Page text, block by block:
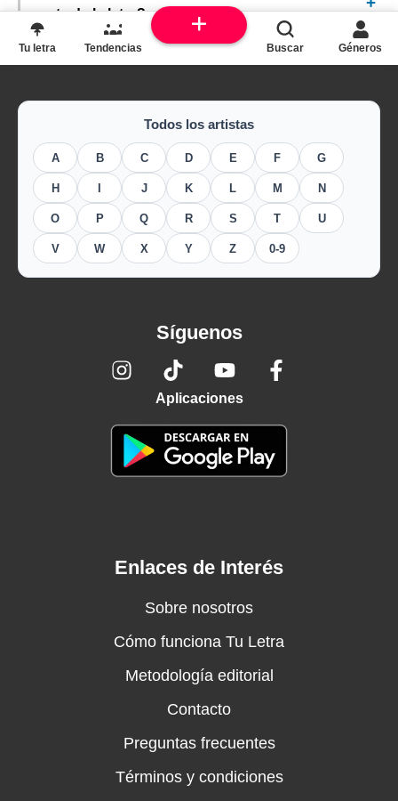
parte de la letra?
Todos los artistas
A B C D E F G
H J K L M N
O P Q R S T U
V W X Y Z 0-9
Síguenos
Aplicaciones
Enlaces de Interés
Sobre nosotros
Cómo funciona Tu Letra
Metodología editorial
Contacto
Preguntas frecuentes
Términos y condiciones
Tu letra Tendencias Buscar Géneros